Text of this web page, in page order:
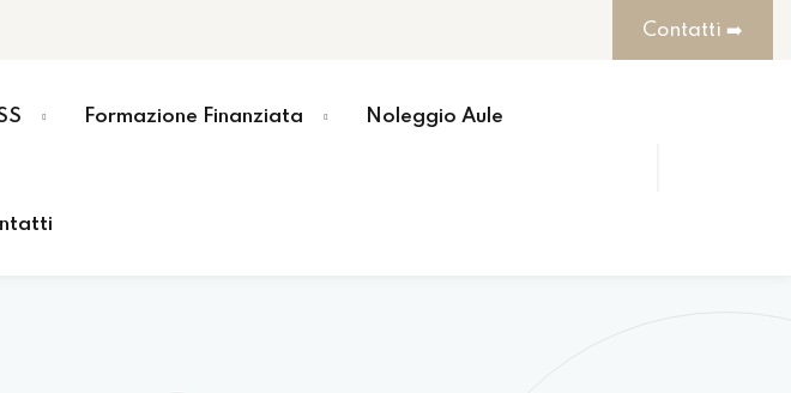
Contatti ➡️
Formazione Finanziata Noleggio Aule